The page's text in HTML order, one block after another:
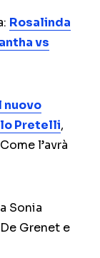
Rosalinda
vs
nuovo
Pretelli,
l’avrà
Sonia
Grenet e